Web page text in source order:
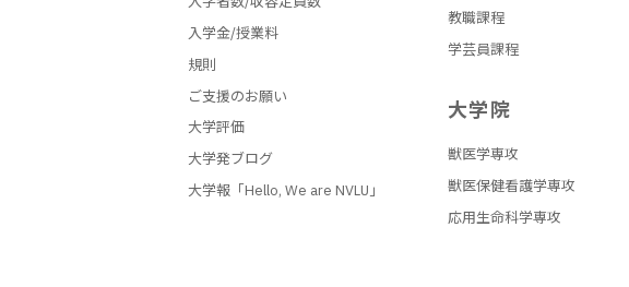
入学金/授業料
規則
ご支援のお願い
大学評価
大学発ブログ
大学報「Hello, We are NVLU」
教職課程
学芸員課程
大学院
獣医学専攻
獣医保健看護学専攻
応用生命科学専攻